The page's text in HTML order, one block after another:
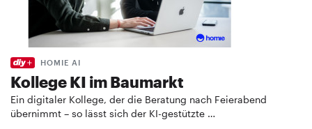
HOMIE AI
Kollege KI im Baumarkt
Ein digitaler Kollege, der die Beratung nach Feierabend
übernimmt – so lässt sich der KI-gestützte …